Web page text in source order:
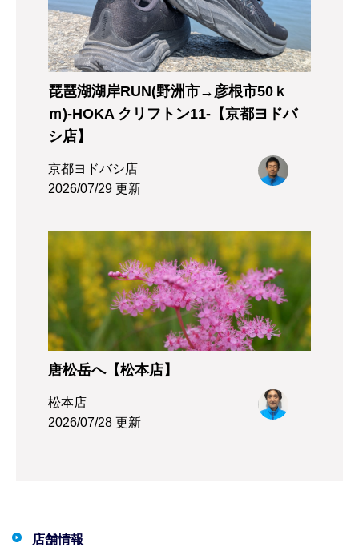
琵琶湖湖岸RUN(野洲市→彦根市50ｋ
ｍ)-HOKA クリフトン11-【京都ヨドバ
シ店】
京都ヨドバシ店
2026/07/29 更新
唐松岳へ【松本店】
松本店
2026/07/28 更新
店舗情報